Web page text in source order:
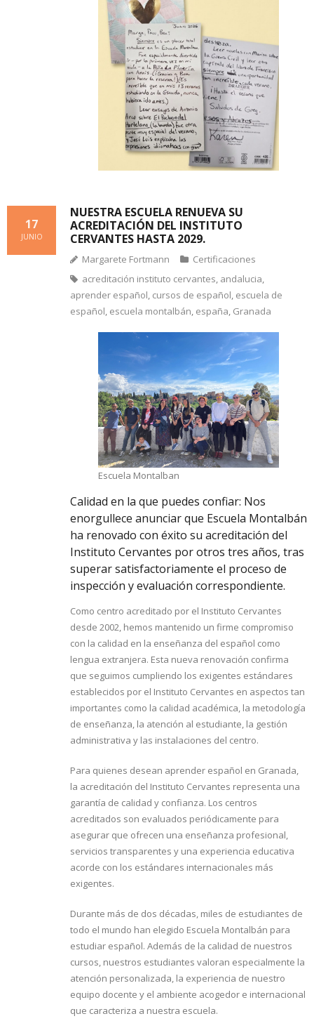
NUESTRA ESCUELA RENUEVA SU
ACREDITACIÓN DEL INSTITUTO
CERVANTES HASTA 2029.
17
JUNIO
Margarete Fortmann
Certificaciones
acreditación instituto cervantes andalucia
aprender español cursos de español escuela de
español escuela montalbán españa Granada
Escuela Montalban
Calidad en la que puedes confiar: Nos
enorgullece anunciar que Escuela Montalbán
ha renovado con éxito su acreditación del
Instituto Cervantes por otros tres años, tras
superar satisfactoriamente el proceso de
inspección y evaluación correspondiente.
Como centro acreditado por el Instituto Cervantes
desde 2002, hemos mantenido un firme compromiso
con la calidad en la enseñanza del español como
lengua extranjera. Esta nueva renovación confirma
que seguimos cumpliendo los exigentes estándares
establecidos por el Instituto Cervantes en aspectos tan
importantes como la calidad académica, la metodología
de enseñanza, la atención al estudiante, la gestión
administrativa y las instalaciones del centro.
Para quienes desean aprender español en Granada,
la acreditación del Instituto Cervantes representa una
garantía de calidad y confianza. Los centros
acreditados son evaluados periódicamente para
asegurar que ofrecen una enseñanza profesional,
servicios transparentes y una experiencia educativa
acorde con los estándares internacionales más
exigentes.
Durante más de dos décadas, miles de estudiantes de
todo el mundo han elegido Escuela Montalbán para
estudiar español. Además de la calidad de nuestros
cursos, nuestros estudiantes valoran especialmente la
atención personalizada, la experiencia de nuestro
equipo docente y el ambiente acogedor e internacional
que caracteriza a nuestra escuela.